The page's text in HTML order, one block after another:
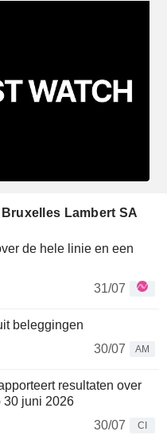
Lambert SA
de hele linie en een
31/07
beleggingen
30/07
AM
resultaten over
30 juni 2026
30/07
CI